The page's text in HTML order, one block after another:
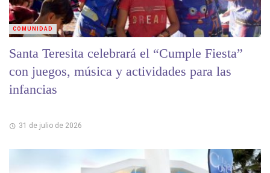
Santa Teresita celebrará el “Cumple Fiesta”
con juegos, música y actividades para las
infancias
31 de julio de 2026
COMUNIDAD